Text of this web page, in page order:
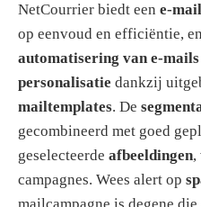
NetCourrier biedt een e-
op eenvoud en efficiëntie,
automatisering van e-mails
personalisatie dankzij
mailtemplates. De
gecombineerd met goed
geselecteerde afbeeldingen,
campagnes. Wees alert op